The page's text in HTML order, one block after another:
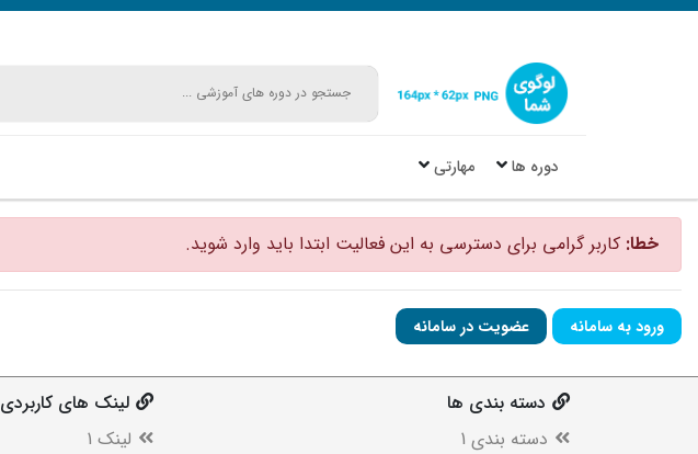
دوره ها مهارتی
خطا: کاربر گرامی برای دسترسی به این فعالیت ابتدا باید وارد شوید.
ورود به سامانه عضویت در سامانه
دسته بندی ها
دسته بندی 1
لینک های کاربردی
لینک 1